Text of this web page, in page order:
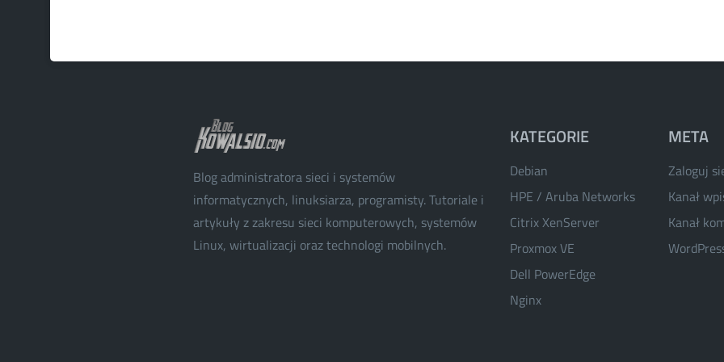
Blog administratora sieci i systemów
informatycznych, linuksiarza, programisty. Tutoriale i
artykuły z zakresu sieci komputerowych, systemów
Linux, wirtualizacji oraz technologi mobilnych.
KATEGORIE
Debian
HPE / Aruba Networks
Citrix XenServer
Proxmox VE
Dell PowerEdge
Nginx
META
Zaloguj
Kanał
Kanał